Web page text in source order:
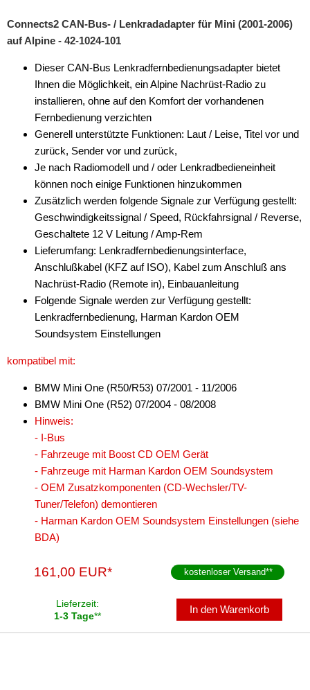
Connects2 CAN-Bus- / Lenkradadapter für Mini (2001-2006)
auf Alpine - 42-1024-101
Dieser CAN-Bus Lenkradfernbedienungsadapter bietet
Ihnen die Möglichkeit, ein Alpine Nachrüst-Radio zu
installieren, ohne auf den Komfort der vorhandenen
Fernbedienung verzichten
Generell unterstützte Funktionen: Laut / Leise, Titel vor und
zurück, Sender vor und zurück,
Je nach Radiomodell und / oder Lenkradbedieneinheit
können noch einige Funktionen hinzukommen
Zusätzlich werden folgende Signale zur Verfügung gestellt:
Geschwindigkeitssignal / Speed, Rückfahrsignal / Reverse,
Geschaltete 12 V Leitung / Amp-Rem
Lieferumfang: Lenkradfernbedienungsinterface,
Anschlußkabel (KFZ auf ISO), Kabel zum Anschluß ans
Nachrüst-Radio (Remote in), Einbauanleitung
Folgende Signale werden zur Verfügung gestellt:
Lenkradfernbedienung, Harman Kardon OEM
Soundsystem Einstellungen
kompatibel mit:
BMW Mini One (R50/R53) 07/2001 - 11/2006
BMW Mini One (R52) 07/2004 - 08/2008
Hinweis:
- I-Bus
- Fahrzeuge mit Boost CD OEM Gerät
- Fahrzeuge mit Harman Kardon OEM Soundsystem
- OEM Zusatzkomponenten (CD-Wechsler/TV-
Tuner/Telefon) demontieren
- Harman Kardon OEM Soundsystem Einstellungen (siehe
BDA)
161,00 EUR* kostenloser Versand**
Lieferzeit:
1-3 Tage**
In den Warenkorb